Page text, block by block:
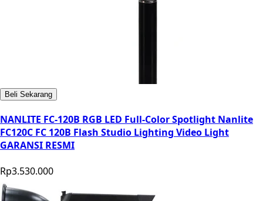
Beli Sekarang
NANLITE FC-120B RGB LED Full-Color Spotlight Nanlite
FC120C FC 120B Flash Studio Lighting Video Light
GARANSI RESMI
Rp3.530.000